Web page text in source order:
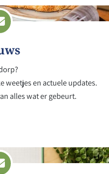
weetjes en actuele updates.
alles wat er gebeurt.